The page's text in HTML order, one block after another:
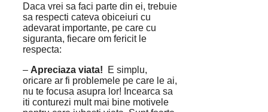
Daca vrei sa faci parte din ei, trebuie
sa respecti cateva obiceiuri cu
adevarat importante, pe care cu
siguranta, fiecare om fericit le
respecta:
– Apreciaza viata! E simplu,
oricare ar fi problemele pe care le ai,
nu te focusa asupra lor! Incearca sa
iti conturezi mult mai bine motivele